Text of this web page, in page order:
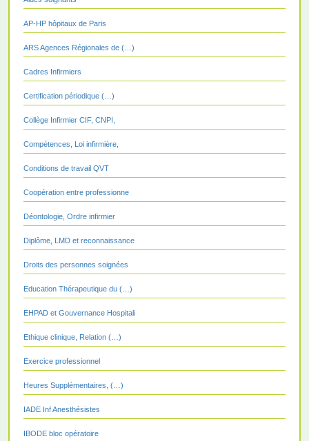
AP-HP hôpitaux de Paris
ARS Agences Régionales de (…)
Cadres Infirmiers
Certification périodique (…)
Collège Infirmier CIF, CNPI,
Compétences, Loi infirmière,
Conditions de travail QVT
Coopération entre professionne
Déontologie, Ordre infirmier
Diplôme, LMD et reconnaissance
Droits des personnes soignées
Education Thérapeutique du (…)
EHPAD et Gouvernance Hospitali
Ethique clinique, Relation (…)
Exercice professionnel
Heures Supplémentaires, (…)
IADE Inf Anesthésistes
IBODE bloc opératoire